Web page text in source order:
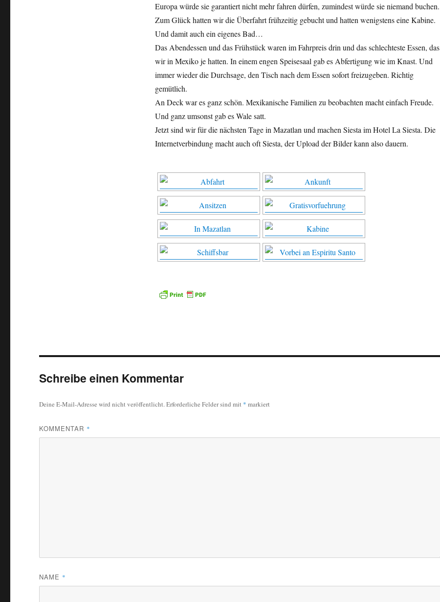
Europa würde sie garantiert nicht mehr fahren dürfen, zumindest würde sie niemand buchen.
Zum Glück hatten wir die Überfahrt frühzeitig gebucht und hatten wenigstens eine Kabine.
Und damit auch ein eigenes Bad…
Das Abendessen und das Frühstück waren im Fahrpreis drin und das schlechteste Essen, das
wir in Mexiko je hatten. In einem engen Speisesaal gab es Abfertigung wie im Knast. Und
immer wieder die Durchsage, den Tisch nach dem Essen sofort freizugeben. Richtig
gemütlich.
An Deck war es ganz schön. Mexikanische Familien zu beobachten macht einfach Freude.
Und ganz umsonst gab es Wale satt.
Jetzt sind wir für die nächsten Tage in Mazatlan und machen Siesta im Hotel La Siesta. Die
Internetverbindung macht auch oft Siesta, der Upload der Bilder kann also dauern.
Schreibe einen Kommentar
Deine E-Mail-Adresse wird nicht veröffentlicht.Erforderliche Felder sind mit * markiert
KOMMENTAR *
NAME *